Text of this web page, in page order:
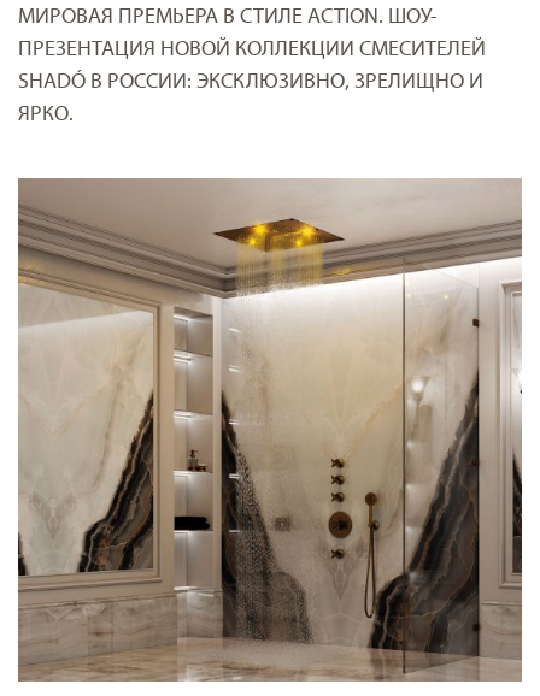
МИРОВАЯ ПРЕМЬЕРА В СТИЛЕ ACTION. ШОУ-
ПРЕЗЕНТАЦИЯ НОВОЙ КОЛЛЕКЦИИ СМЕСИТЕЛЕЙ
SHADÓ В РОССИИ: ЭКСКЛЮЗИВНО, ЗРЕЛИЩНО И
ЯРКО.